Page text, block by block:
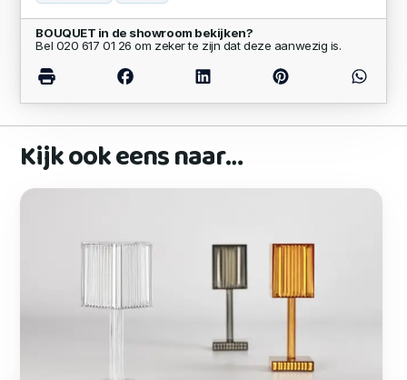
BOUQUET in de showroom bekijken?
Bel 020 617 01 26 om zeker te zijn dat deze aanwezig is.
Kijk ook eens naar…